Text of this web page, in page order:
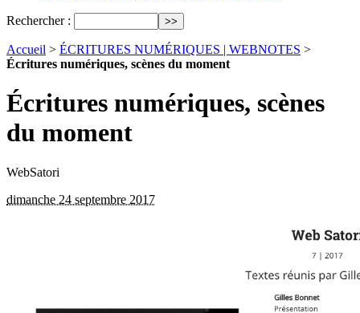
Rechercher :
Accueil > ÉCRITURES NUMÉRIQUES | WEBNOTES >
Écritures numériques, scènes du moment
Écritures numériques, scènes
du moment
WebSatori
dimanche 24 septembre 2017